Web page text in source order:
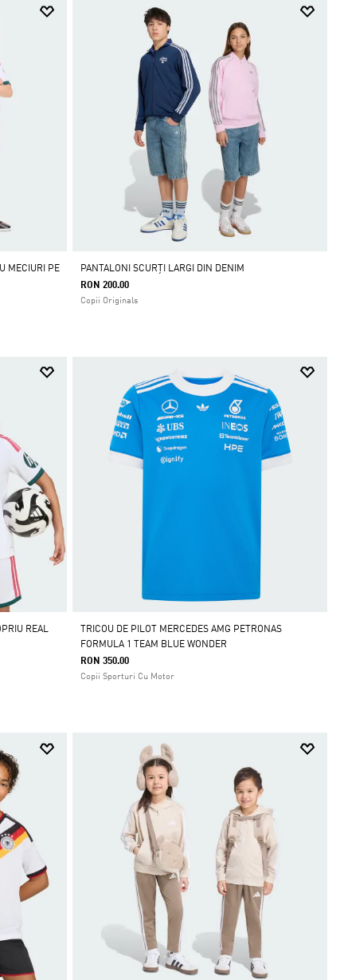
MECIURI PE
PANTALONI SCURȚI LARGI DIN DENIM
RON 200.00
Copii Originals
REAL
TRICOU DE PILOT MERCEDES AMG PETRONAS
FORMULA 1 TEAM BLUE WONDER
RON 350.00
Copii Sporturi Cu Motor